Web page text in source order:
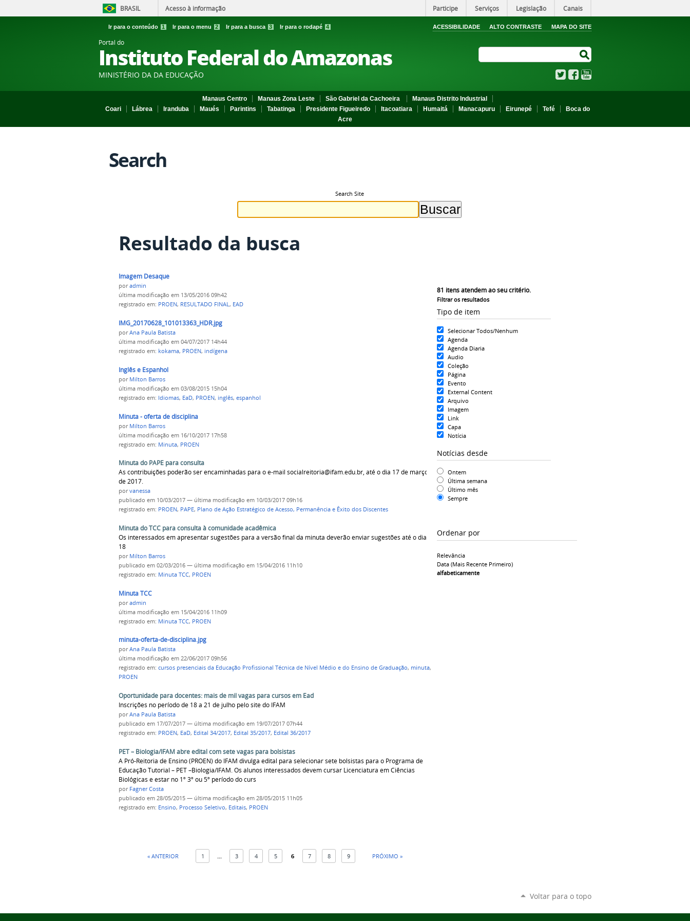
BRASIL Acesso à informação Participe Serviços Legislação Canais
Ir para o conteúdo 1 Ir para o menu 2 Ir para a busca 3 Ir para o rodapé 4 ACESSIBILIDADE ALTO CONTRASTE MAPA DO SITE
Portal do
Instituto Federal do Amazonas
MINISTÉRIO DA DA EDUCAÇÃO TwitterFacebook
Manaus Centro Manaus Zona Leste São Gabriel da Cachoeira
Manaus Distrito Industrial
Coari
Lábrea Iranduba Maués Parintins Tabatinga Presidente Figueiredo Itacoatiara Humaitá Manacapuru Eirunepé Tefé
Boca do
Acre
Search
Search Site
Resultado da busca
81 itens atendem ao seu critério.
Filtrar os resultados
Tipo de item
Selecionar Todos/Nenhum
Agenda
Agenda Diaria
Audio
Coleção
Página
Evento
External Content
Arquivo
Imagem
Link
Capa
Notícia
Notícias desde
Ontem
Última semana
Último mês
Sempre
Ordenar por
Relevância
Data (mais Recente Primeiro)
alfabeticamente
Imagem Desaque
poradmin
última modificação em 13/05/2016 09h42
registrado em: PROEN, RESULTADO FINAL, EAD
IMG_20170628_101013363_HDR.jpg
porAna Paula Batista
última modificação em 04/07/2017 14h44
registrado em: kokama, PROEN, indígena
Inglês e Espanhol
por Milton Barros
última modificação em 03/08/2015 15h04
registrado em: Idiomas, EaD, PROEN, inglês, espanhol
Minuta - oferta de disciplina
por Milton Barros
última modificação em 16/10/2017 17h58
registrado em: Minuta, PROEN
Minuta do PAPE para consulta
As contribuições poderão ser encaminhadas para o e-mail socialreitoria@ifam.edu.br, até o dia 17 de março
de 2017.
porvanessa
publicado em 10/03/2017 — última modificação em 10/03/2017 09h16
registrado em: PROEN, PAPE, Plano de Ação Estratégico de Acesso, Permanência e Êxito dos Discentes
Minuta do TCC para consulta à comunidade acadêmica
Os interessados em apresentar sugestões para a versão final da minuta deverão enviar sugestões até o dia
18
por Milton Barros
publicado em 02/03/2016 — última modificação em 15/04/2016 11h10
registrado em: Minuta TCC, PROEN
Minuta TCC
poradmin
última modificação em 15/04/2016 11h09
registrado em: Minuta TCC, PROEN
minuta-oferta-de-disciplina.jpg
porAna Paula Batista
última modificação em 22/06/2017 09h56
registrado em: cursos presenciais da Educação Profissional Técnica de Nível Médio e do Ensino de Graduação, minuta,
PROEN
Oportunidade para docentes: mais de mil vagas para cursos em Ead
Inscrições no período de 18 a 21 de julho pelo site do IFAM
porAna Paula Batista
publicado em 17/07/2017 — última modificação em 19/07/2017 07h44
registrado em: PROEN, EaD, Edital 34/2017, Edital 35/2017, Edital 36/2017
PET – Biologia/IFAM abre edital com sete vagas para bolsistas
A Pró-Reitoria de Ensino (PROEN) do IFAM divulga edital para selecionar sete bolsistas para o Programa de
Educação Tutorial – PET –Biologia/IFAM. Os alunos interessados devem cursar Licenciatura em Ciências
Biológicas e estar no 1º 3º ou 5º período do curs
por Fagner Costa
publicado em 28/05/2015 — última modificação em 28/05/2015 11h05
registrado em: Ensino, Processo Seletivo, Editais, PROEN
« ANTERIOR 1 3 4 5 6 7 8 9 PRÓXIMO »
Voltar para o topo